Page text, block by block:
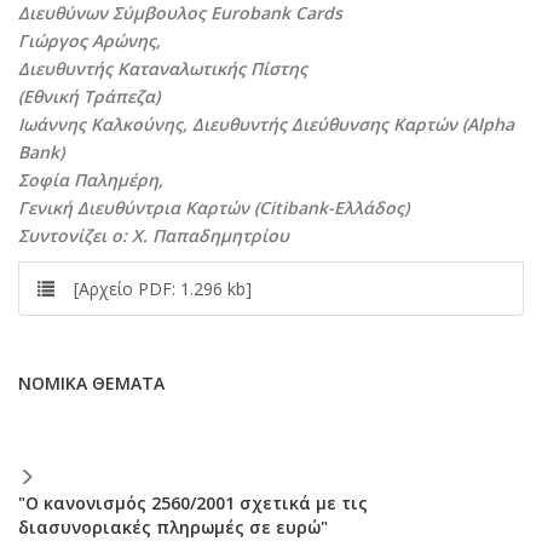
Διευθύνων Σύμβουλος Eurobank Cards
Γιώργος Αρώνης,
Διευθυντής Καταναλωτικής Πίστης
(Εθνική Τράπεζα)
Ιωάννης Καλκούνης, Διευθυντής Διεύθυνσης Καρτών (Alpha
Bank)
Σοφία Παλημέρη,
Γενική Διευθύντρια Καρτών (Citibank-Ελλάδος)
Συντονίζει ο: X. Παπαδημητρίου
[Αρχείο PDF: 1.296 kb]
NOMIKA ΘEMATA
"Ο κανονισμός 2560/2001 σχετικά με τις
διασυνοριακές πληρωμές σε ευρώ"